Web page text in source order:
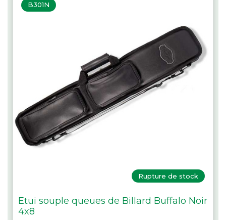
B301N
Rupture de stock
Etui souple queues de Billard Buffalo Noir
4x8